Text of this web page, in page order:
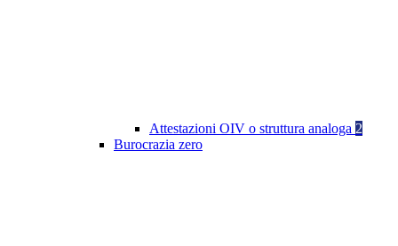
Attestazioni OIV o struttura analoga 2
Burocrazia zero